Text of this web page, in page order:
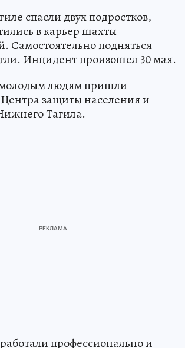
спасли двух подростков,
в карьер шахты
Самостоятельно подняться
Инцидент произошел 30 мая.
людям пришли
защиты населения и
Тагила.
профессионально и